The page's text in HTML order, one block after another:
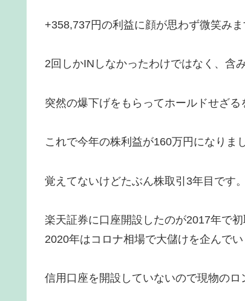
+358,737円の利益に顔が思わず微笑みま
2回しかINしなかったわけではなく、含
突然の爆下げをもらってホールドせざる
これで今年の株利益が160万円になりま
覚えてないけどたぶん株取引3年目です。
楽天証券に口座開設したのが2017年で
2020年はコロナ相場で大儲けを企んでい
信用口座を開設していないので現物のロ